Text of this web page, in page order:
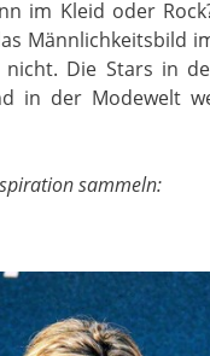
im Kleid oder
Männlichkeitsbild
Die Stars in
in der Modewelt
sammeln: